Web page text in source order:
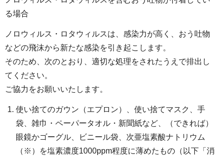
る場合
ノロウィルス・ロタウィルスは、感染力が高く、おう吐物
などの飛沫から新たな感染を引き起こします。
そのため、次のとおり、適切な処理をされたうえで排出し
てください。
ご協力をお願いいたします。
使い捨てのガウン（エプロン）、使い捨てマスク、手
袋、雑巾・ペーパータオル・新聞紙など、（できれば）
眼鏡かゴーグル、ビニール袋、次亜塩素酸ナトリウム
（※）を塩素濃度1000ppm程度に薄めたもの（以下「消